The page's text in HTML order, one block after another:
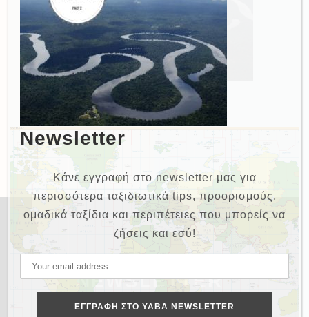
NEWSLETTER
Newsletter
Κάνε εγγραφή στο newsletter μας για
περισσότερα ταξιδιωτικά tips, προορισμούς,
ομαδικά ταξίδια και περιπέτειες που μπορείς να
ζήσεις και εσύ!